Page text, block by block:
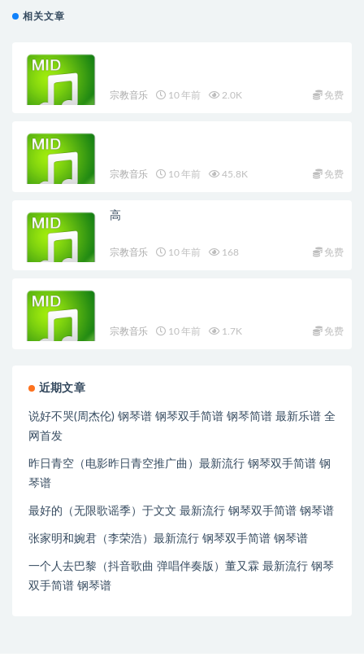
相关文章
宗教音乐 10 年前 2.0K 免费
宗教音乐 10 年前 45.8K 免费
高
宗教音乐 10 年前 168 免费
宗教音乐 10 年前 1.7K 免费
近期文章
说好不哭(周杰伦) 钢琴谱 钢琴双手简谱 钢琴简谱 最新乐谱 全
网首发
昨日青空（电影昨日青空推广曲）最新流行 钢琴双手简谱 钢
琴谱
最好的（无限歌谣季）于文文 最新流行 钢琴双手简谱 钢琴谱
张家明和婉君（李荣浩）最新流行 钢琴双手简谱 钢琴谱
一个人去巴黎（抖音歌曲 弹唱伴奏版）董又霖 最新流行 钢琴
双手简谱 钢琴谱